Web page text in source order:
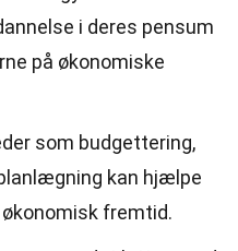
i deres pensum
på økonomiske
som budgettering,
kan hjælpe
fremtid.